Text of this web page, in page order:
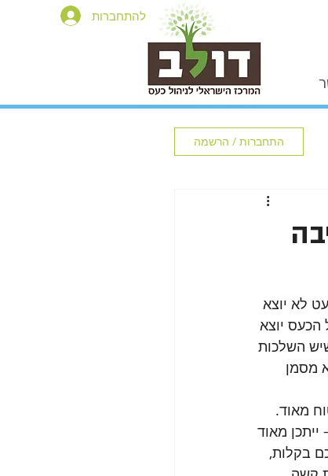
להתחברות
התחברות / הרשמה
לא יוצא
הכעס יוצא
השלכות
מסמן
מאוד.
מאוד
בקלות,